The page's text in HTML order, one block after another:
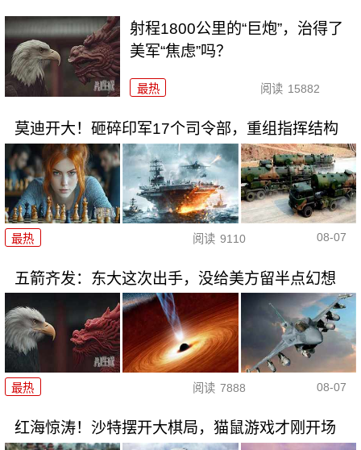
射程1800公里的“巨炮”，治得了
美军“焦虑”吗？
最热 阅读 15882
莫迪开大！砸碎印军17个司令部，重组指挥结构
最热 阅读 9110 08-07
五箭齐发：东大这次出手，没给美方留半点幻想
最热 阅读 7888 08-07
红海惊涛！沙特摆开大棋局，猫鼠游戏才刚开场